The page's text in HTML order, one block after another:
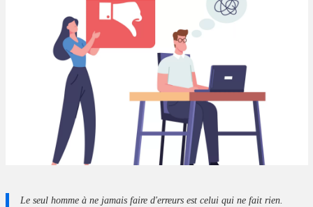
Contacts
Le seul hommeà ne jamaisfaire d'erreurs est celui qui ne fait rien.